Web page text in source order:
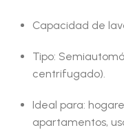
Capacidad de
Tipo:
centrifugado).
Ideal para:
apartamentos,